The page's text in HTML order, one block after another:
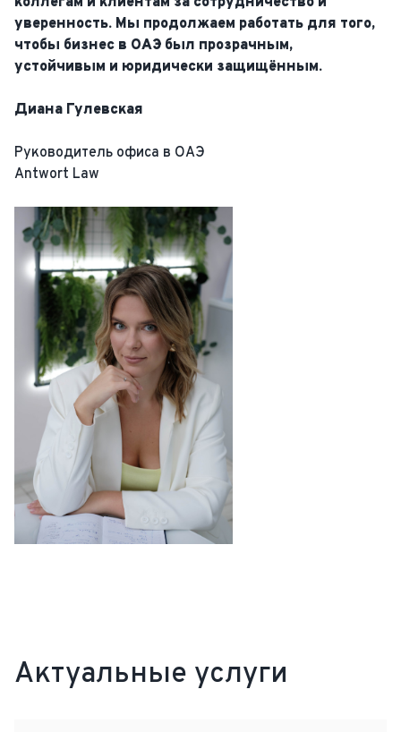
уверенность. Мы продолжаем работать для того,
чтобы бизнес в ОАЭ был прозрачным,
устойчивым и юридически защищённым.
Диана Гулевская
Руководитель офиса в ОАЭ
Antwort Law
Актуальные услуги